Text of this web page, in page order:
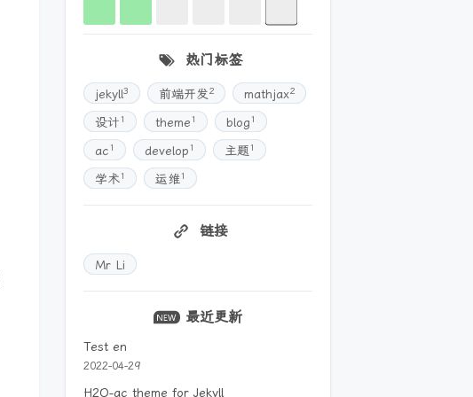
热门标签
jekyll3 前端开发2 mathjax2
设计 1 theme 1 blog 1
ac 1 develop 1 主题 1
学术1 运维1
链接
Mr Li
最近更新
Test en
2022-04-29
H2O-ac theme for Jekyll